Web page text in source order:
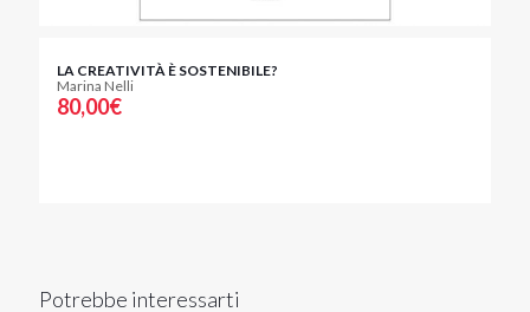
LA CREATIVITÀ È SOSTENIBILE?
Marina Nelli
80,00€
Potrebbe interessarti